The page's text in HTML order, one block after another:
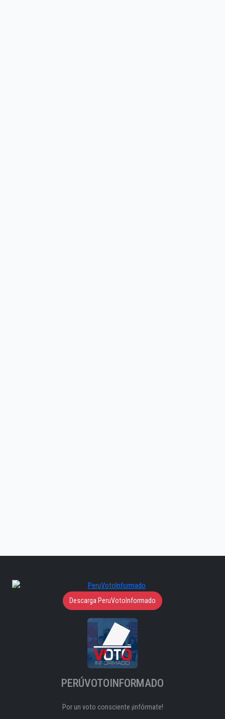
Descarga PeruVotoInformado
PERÚVOTOINFORMADO
Por un voto consciente ¡infórmate!